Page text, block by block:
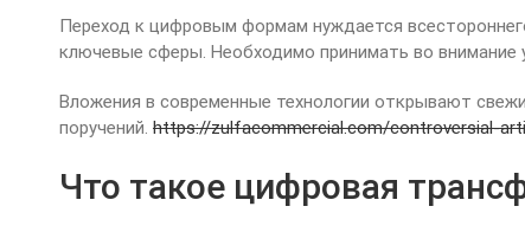
Переход к цифровым формам нуждается
ключевые сферы. Необходимо принимать во внимание
Вложения в современные технологии открывают
поручений. https://zulfacommercial.com/controversial-
Что такое цифровая